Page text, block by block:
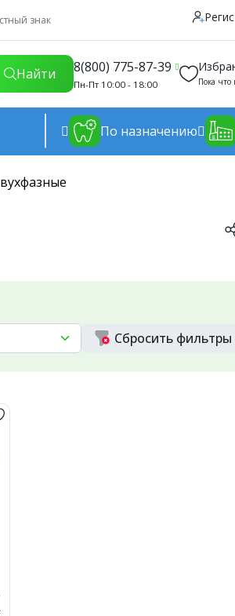
знак
Найти 8(800) 775-87-39
Пн-Пт 10:00 - 18:00 Пока что
По назначению
Сброситьфильтры